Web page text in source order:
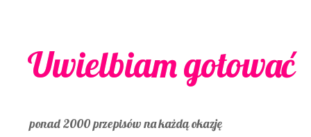
Uwielbiam gotować
ponad 2000 przepisów na każdą okazję